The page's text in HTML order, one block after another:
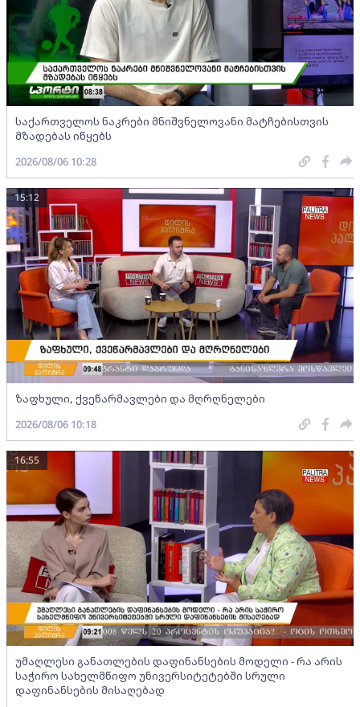
საქართველოს ნაკრები მნიშვნელოვანი მატჩებისთვის
მზადებას იწყებს
2026/08/06 10:28
ზაფხული, ქვეწარმავლები და მღრღნელები
15:12
2026/08/06 10:18
უმაღლესი განათლების დაფინანსების მოდელი - რა არის
საჭირო სახელმწიფო უნივერსიტეტებში სრული
დაფინანსების მისაღებად
16:55